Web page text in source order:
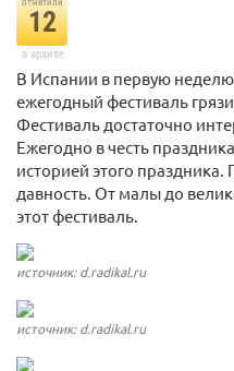
отметили
12
в архиве
В Испании в первую
ежегодный фестиваль
Фестиваль достаточно
Ежегодно в честь
историей этого
давность. От малы до
этот фестиваль.
источник: d.radikal.ru
источник: d.radikal.ru